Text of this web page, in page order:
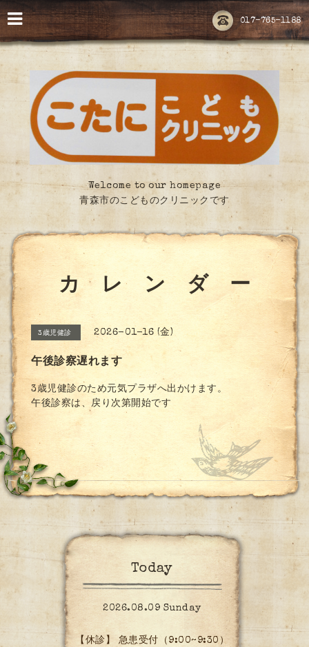
017-765-1188
Welcome to our homepage
青森市のこどものクリニックです
カ レ ン ダ ー
3歳児健診 2026-01-16 (金)
午後診察遅れます
3歳児健診のため元気プラザへ出かけます。
午後診察は、戻り次第開始です
Today
2026.08.09 Sunday
【休診】 急患受付（9:00~9:30）